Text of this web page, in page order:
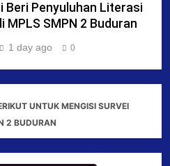
Beri Penyuluhan Literasi
MPLS SMPN 2 Buduran
1 day ago 0
UNTUK MENGISI SURVEI
2 BUDURAN